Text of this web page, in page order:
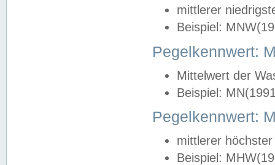
mittlerer
Beispiel:
Pegelkennwert:
Mittelwert der
Beispiel:
Pegelkennwert:
mittlerer
Beispiel: